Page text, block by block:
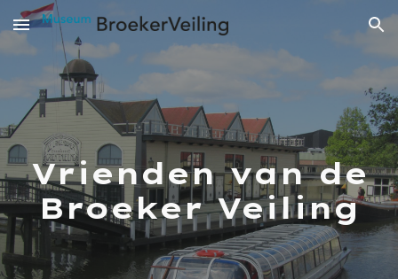
Skip to main content Skip to navigation
Vrienden van de
Broeker Veiling